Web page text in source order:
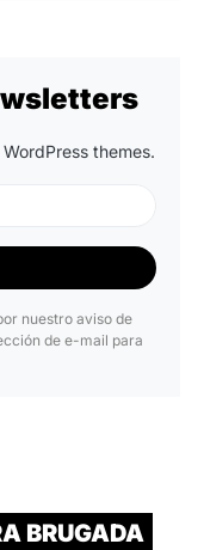
themes.
nuestro aviso de
de e-mail para
BRUGADA